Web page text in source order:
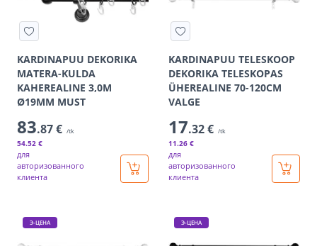
KARDINAPUU DEKORIKA
MATERA-KULDA
KAHEREALINE 3,0M
Ø19MM MUST
83.87 € /tk
54.52 €
для
авторизованного
клиента
KARDINAPUU TELESKOOP
DEKORIKA TELESKOPAS
ÜHEREALINE 70-120CM
VALGE
17.32 € /tk
11.26 €
для
авторизованного
клиента
Э-ЦЕНА Э-ЦЕНА